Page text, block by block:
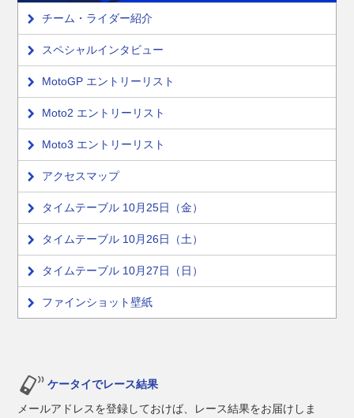
チーム・ライダー紹介
スペシャルインタビュー
MotoGP エントリーリスト
Moto2 エントリーリスト
Moto3 エントリーリスト
アクセスマップ
タイムテーブル 10月25日（金）
タイムテーブル 10月26日（土）
タイムテーブル 10月27日（日）
ファインショット壁紙
ケータイでレース結果
メールアドレスを登録しておけば、レース結果をお届けしま